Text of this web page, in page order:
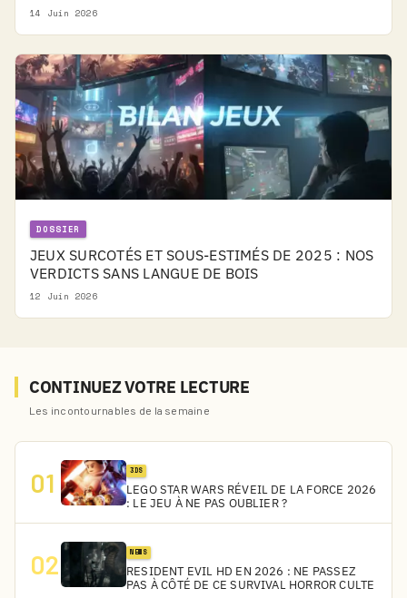
14 Juin 2026
DOSSIER
JEUX SURCOTÉS ET SOUS-ESTIMÉS DE 2025 : NOS
VERDICTS SANS LANGUE DE BOIS
12 Juin 2026
CONTINUEZ VOTRE LECTURE
Les incontournables de la semaine
01 3DS
LEGO STAR WARS RÉVEIL DE LA FORCE 2026
: LE JEU À NE PAS OUBLIER ?
02 NEWS
RESIDENT EVIL HD EN 2026 : NE PASSEZ
PAS À CÔTÉ DE CE SURVIVAL HORROR CULTE